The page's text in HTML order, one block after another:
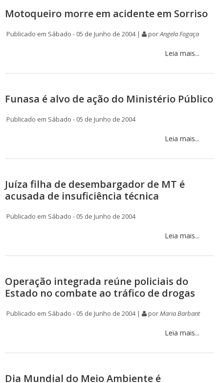
Motoqueiro morre em acidente em Sorriso
Publicado em Sábado - 05 de Junho de 2004 | porAngela Fogaça
Leia mais...
Funasa é alvo de ação do Ministério Público
Publicado em Sábado - 05 de Junho de 2004
Leia mais...
Juíza filha de desembargador de MT é
acusada de insuficiência técnica
Publicado em Sábado - 05 de Junho de 2004
Leia mais...
Operação integrada reúne policiais do
Estado no combate ao tráfico de drogas
Publicado em Sábado - 05 de Junho de 2004 | porMaria Barbant
Leia mais...
Dia Mundial do Meio Ambiente é